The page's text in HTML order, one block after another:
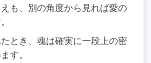
も、別の角度から見れば愛の
とき、魂は確実に一段上の密
す。